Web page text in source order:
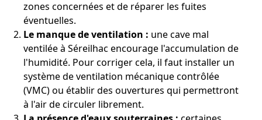
zones concernées et de réparer les fuites
éventuelles.
Le manque de ventilation : une cave mal
ventilée à Séreilhac encourage l'accumulation de
l'humidité. Pour corriger cela, il faut installer un
système de ventilation mécanique contrôlée
(VMC) ou établir des ouvertures qui permettront
à l'air de circuler librement.